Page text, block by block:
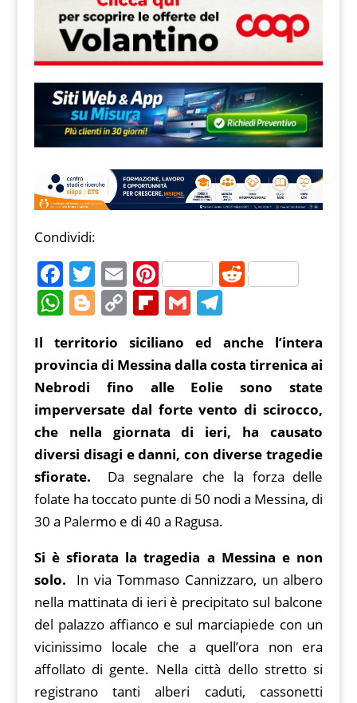
Condividi:
F
a
c
e
b
o
o
k
T
w
itt
er
E
m
ai
l
Pi
nt
er
e
st
R
di
t
W
at
s
A
p
p
Bl
o
g
g
er
C
o
p
y
Li
n
k
Fl
b
o
ar
d
G
m
ai
l
T
e
gr
a
m
Il territorio siciliano ed anche l’intera
provincia di Messina dalla costa tirrenica ai
Nebrodi fino alle Eolie sono state
imperversate dal forte vento di scirocco,
che nella giornata di ieri, ha causato
diversi disagi e danni, con diverse tragedie
sfiorate. Da segnalare che la forza delle
folate ha toccato punte di 50 nodi a Messina, di
30 a Palermo e di 40 a Ragusa.
Si è sfiorata la tragedia a Messina e non
solo. In via Tommaso Cannizzaro, un albero
nella mattinata di ieri è precipitato sul balcone
del palazzo affianco e sul marciapiede con un
vicinissimo locale che a quell’ora non era
affollato di gente. Nella città dello stretto si
registrano tanti alberi caduti, cassonetti